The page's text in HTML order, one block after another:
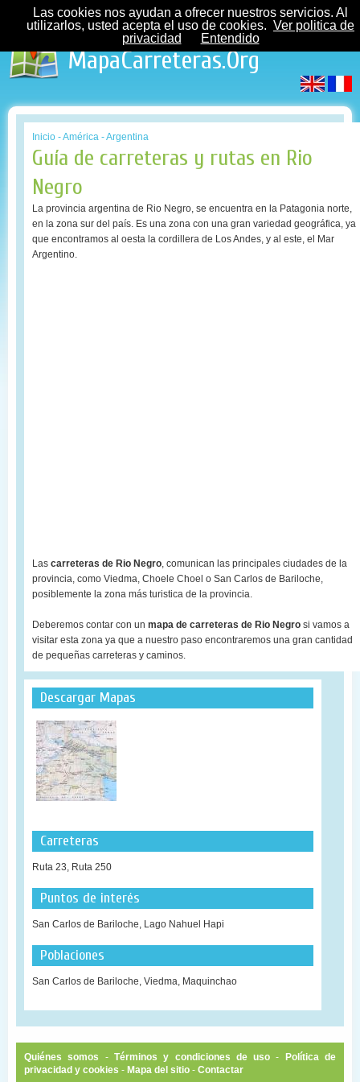
MapaCarreteras.Org
Inicio -América -Argentina
Guía de carreteras y rutas en Rio
Negro
La provincia argentina de Rio Negro, se encuentra en la Patagonia norte,
en la zona sur del país. Es una zona con una gran variedad geográfica, ya
que encontramos al oesta la cordillera de Los Andes, y al este, el Mar
Argentino.
Las carreteras de Rio Negro, comunican las principales ciudades de la
provincia, como Viedma, Choele Choel o San Carlos de Bariloche,
posiblemente la zona más turistica de la provincia.
Deberemos contar con un mapa de carreteras de Rio Negro si vamos a
visitar esta zona ya que a nuestro paso encontraremos una gran cantidad
de pequeñas carreteras y caminos.
Descargar Mapas
Carreteras
Ruta 23, Ruta 250
Puntos de interés
San Carlos de Bariloche, Lago Nahuel Hapi
Poblaciones
San Carlos de Bariloche, Viedma, Maquinchao
Quiénes somos - Términos y condiciones de uso -
Política de
privacidad y cookies - Mapa del sitio - Contactar
Las cookies nos ayudan a ofrecer nuestros servicios. Al
utilizarlos, usted acepta el uso de cookies. Ver politica de
privacidad
Entendido